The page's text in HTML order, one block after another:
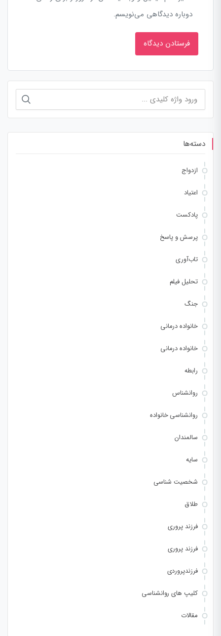
دوباره دیدگاهی می‌نویسم.
جستجو
برای:
دسته‌ها
ازدواج
اعتیاد
پادکست
پرسش و پاسخ
تاب‌آوری
تحلیل فیلم
جنگ
خانواده درمانی
خانواده درمانی
رابطه
روانشناس
روانشناسی خانواده
سالمندان
سایه
شخصیت شناسی
طلاق
فرزند پروری
فرزند پروری
فرزندپروردی
کلیپ های روانشناسی
مقالات